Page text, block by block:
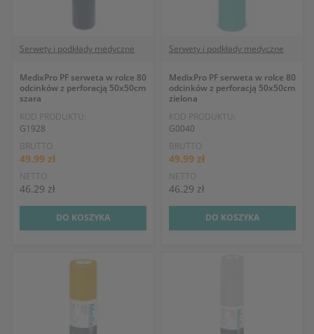
Serwety i podkłady medyczne
MedixPro PF serweta w rolce 80
odcinków z perforacją 50x50cm
szara
KOD PRODUKTU:
G1928
BRUTTO
49.99 zł
NETTO
46.29 zł
DO KOSZYKA
Serwety i podkłady medyczne
MedixPro PF serweta w rolce 80
odcinków z perforacją 50x50cm
zielona
KOD PRODUKTU:
G0040
BRUTTO
49.99 zł
NETTO
46.29 zł
DO KOSZYKA